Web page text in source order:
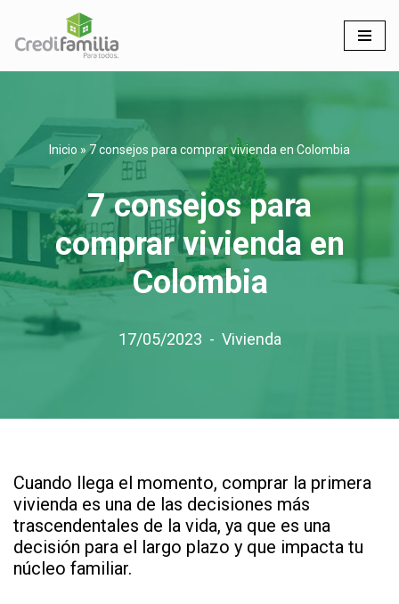
Saltar
al
Inicio »7 consejos para comprar vivienda en Colombia
7 consejos para
comprar vivienda en
Colombia
17/05/2023 Vivienda
Cuando llega el momento, comprar la primera
vivienda es una de las decisiones más
trascendentales de la vida, ya que es una
decisión para el largo plazo y que impacta tu
núcleo familiar.